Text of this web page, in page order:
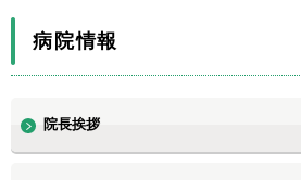
病院情報
院長挨拶